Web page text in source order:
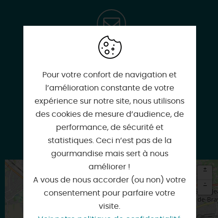
restaurant.lachancellerie@gmail.com
Facebook
Google
Itinéraire vers
ORLEANS
+
-
Pour votre confort de navigation et
l’amélioration constante de votre
expérience sur notre site, nous utilisons
des cookies de mesure d’audience, de
performance, de sécurité et
statistiques. Ceci n’est pas de la
gourmandise mais sert à nous
améliorer !
A vous de nous accorder (ou non) votre
consentement pour parfaire votre
visite.